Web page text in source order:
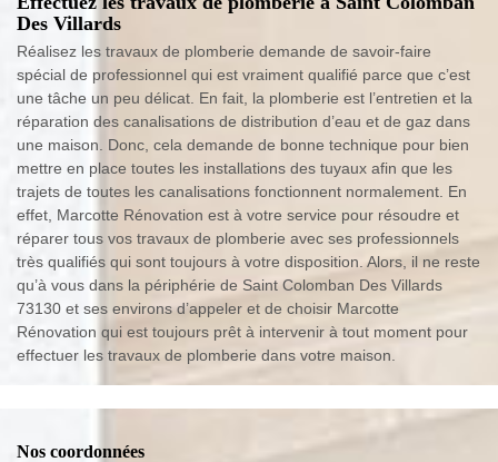
Des Villards
Réalisez les travaux de plomberie demande de savoir-faire
spécial de professionnel qui est vraiment qualifié parce que c’est
une tâche un peu délicat. En fait, la plomberie est l’entretien et la
réparation des canalisations de distribution d’eau et de gaz dans
une maison. Donc, cela demande de bonne technique pour bien
mettre en place toutes les installations des tuyaux afin que les
trajets de toutes les canalisations fonctionnent normalement. En
effet, Marcotte Rénovation est à votre service pour résoudre et
réparer tous vos travaux de plomberie avec ses professionnels
très qualifiés qui sont toujours à votre disposition. Alors, il ne reste
qu’à vous dans la périphérie de Saint Colomban Des Villards
73130 et ses environs d’appeler et de choisir Marcotte
Rénovation qui est toujours prêt à intervenir à tout moment pour
effectuer les travaux de plomberie dans votre maison.
Nos coordonnées